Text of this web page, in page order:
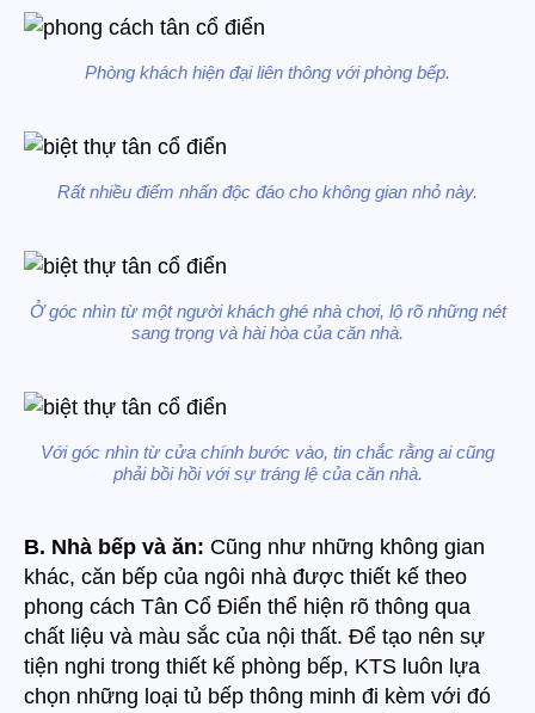
Phòng khách hiện đại liên thông với phòng bếp.
Rất nhiều điểm nhấn độc đáo cho không gian nhỏ này.
Ở góc nhìn từ một người khách ghé nhà chơi, lộ rõ những nét
sang trọng và hài hòa của căn nhà.
Với góc nhìn từ cửa chính bước vào, tin chắc rằng ai cũng
phải bồi hồi với sự tráng lệ của căn nhà.
B. Nhà bếp và ăn: Cũng như những không gian
khác, căn bếp của ngôi nhà được thiết kế theo
phong cách Tân Cổ Điển thể hiện rõ thông qua
chất liệu và màu sắc của nội thất. Để tạo nên sự
tiện nghi trong thiết kế phòng bếp, KTS luôn lựa
chọn những loại tủ bếp thông minh đi kèm với đó